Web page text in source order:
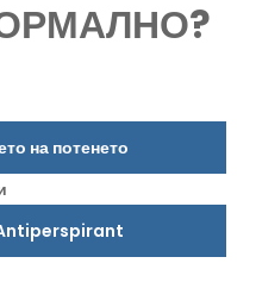
на потенето